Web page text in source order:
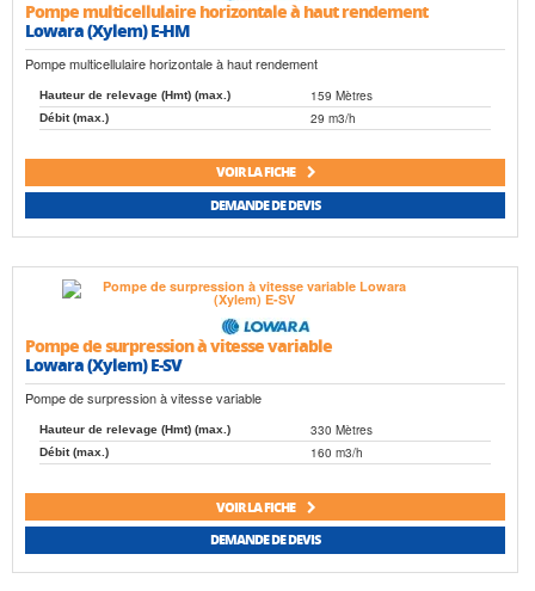
Pompe multicellulaire horizontale à haut rendement
Lowara (Xylem) E-HM
Pompe multicellulaire horizontale à haut rendement
Hauteur de relevage (Hmt) (max.) 159 Mètres
Débit (max.) 29 m3/h
VOIR LA FICHE
DEMANDE DE DEVIS
Pompe de surpression à vitesse variable
Lowara (Xylem) E-SV
Pompe de surpression à vitesse variable
Hauteur de relevage (Hmt) (max.) 330 Mètres
Débit (max.) 160 m3/h
VOIR LA FICHE
DEMANDE DE DEVIS